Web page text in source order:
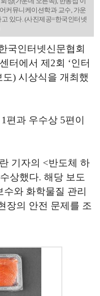
커뮤니케이션학과 교수, 가운
있다. (사진제공=한국인터넷
국인터넷신문협회
터에서 제2회 ‘인터
도) 시상식을 개최했
편과 우수상 5편이
기자의 <반도체 하
상했다. 해당 보도
와 화학물질 관리
장의 안전 문제를 조